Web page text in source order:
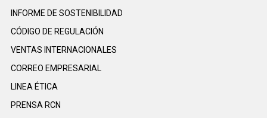
INFORME DE SOSTENIBILIDAD
CÓDIGO DE REGULACIÓN
VENTAS INTERNACIONALES
CORREO EMPRESARIAL
LINEA ÉTICA
PRENSA RCN